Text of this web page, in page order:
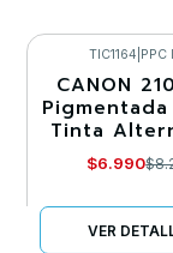
-15%
Agotado
TIC1164 PPC
CANON
Pigmentada
Tinta
$6.990
VER